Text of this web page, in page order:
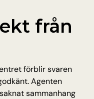
från
förblir svaren
Agenten
sammanhang